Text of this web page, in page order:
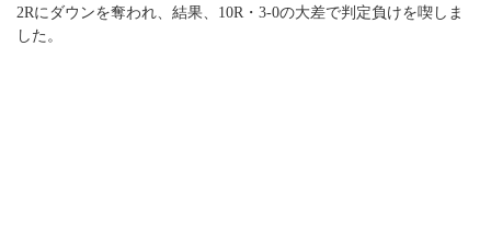
2Rにダウンを奪われ、結果、10R・3-0の大差で判定負けを喫しま
した。